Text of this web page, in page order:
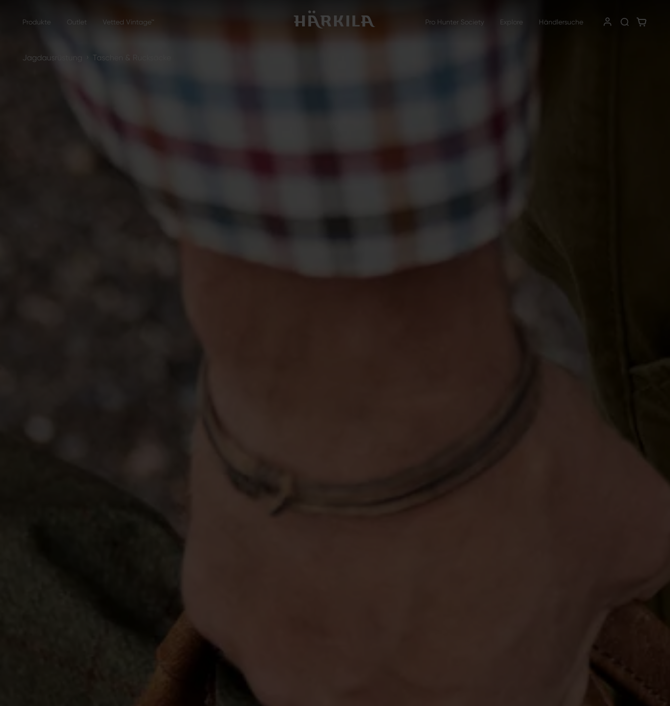
Produkte Outlet Vetted Vintage™ Pro Hunter Society Explore Händlersuche
Jagdausrüstung › Taschen & Rucksäcke